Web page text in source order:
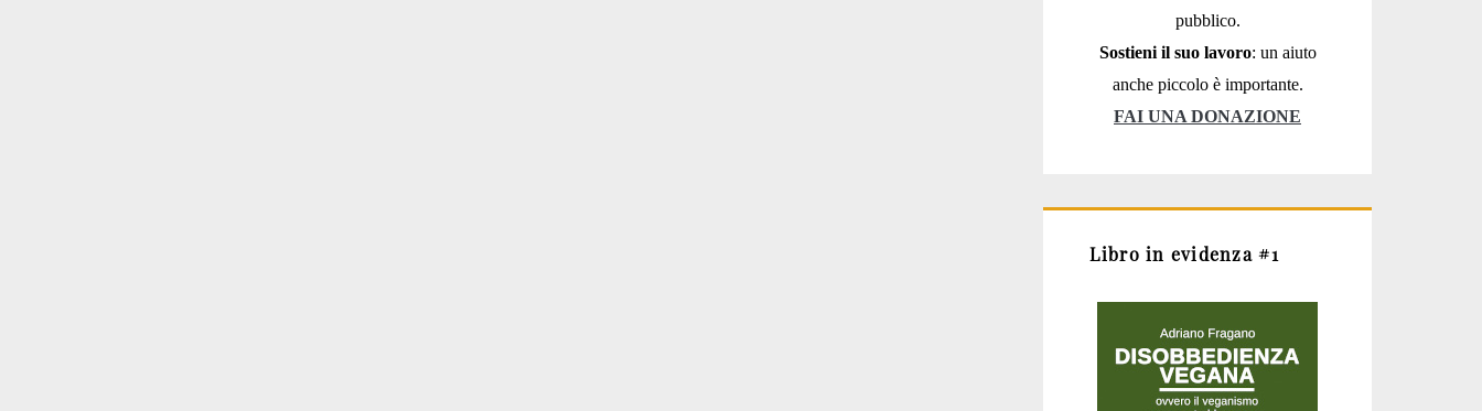
pubblico.
Sostieni il suo lavoro: un aiuto
anche piccolo è importante.
FAI UNA DONAZIONE
Libro in evidenza #1